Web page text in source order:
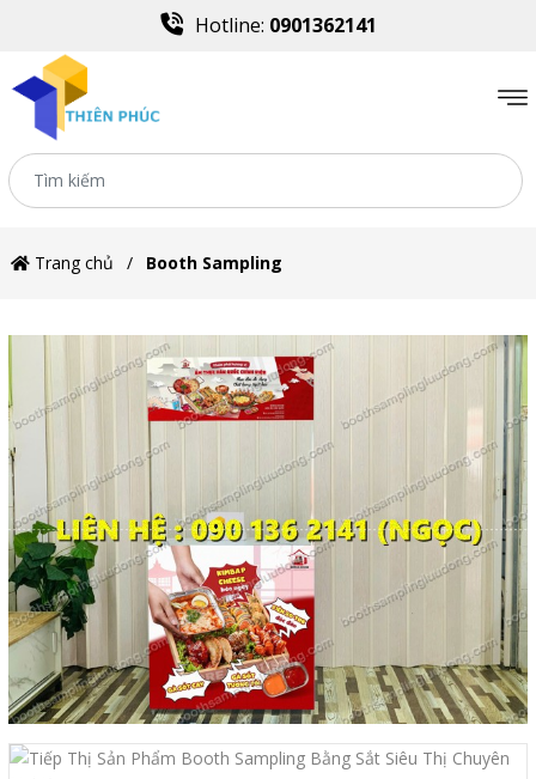
Hotline: 0901362141
Trang chủ Booth Sampling